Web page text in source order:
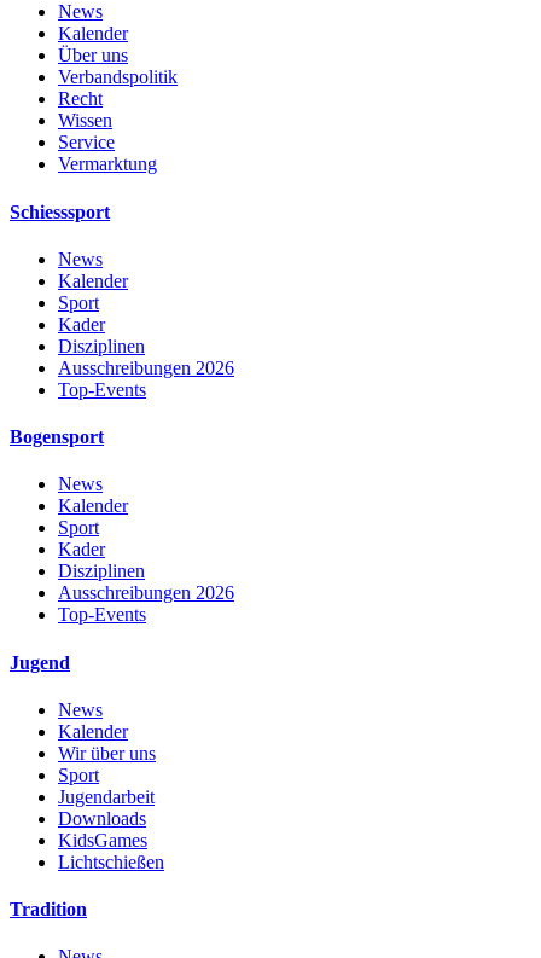
News
Kalender
Über uns
Verbandspolitik
Recht
Wissen
Service
Vermarktung
Schiesssport
News
Kalender
Sport
Kader
Disziplinen
Ausschreibungen 2026
Top-Events
Bogensport
News
Kalender
Sport
Kader
Disziplinen
Ausschreibungen 2026
Top-Events
Jugend
News
Kalender
Wir über uns
Sport
Jugendarbeit
Downloads
KidsGames
Lichtschießen
Tradition